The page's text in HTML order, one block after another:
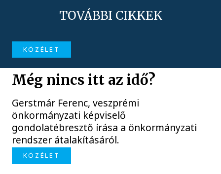
TOVÁBBI CIKKEK
KÖZÉLET
Még nincs itt az idő?
Gerstmár Ferenc, veszprémi
önkormányzati képviselő
gondolatébresztő írása a önkormányzati
rendszer átalakításáról.
KÖZÉLET